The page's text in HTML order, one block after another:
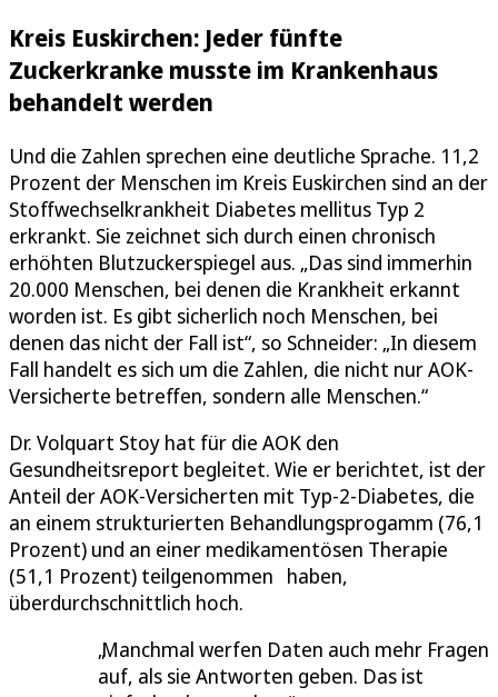
Kreis Euskirchen: Jeder fünfte
Zuckerkranke musste im Krankenhaus
behandelt werden
Und die Zahlen sprechen eine deutliche Sprache. 11,2
Prozent der Menschen im Kreis Euskirchen sind an der
Stoffwechselkrankheit Diabetes mellitus Typ 2
erkrankt. Sie zeichnet sich durch einen chronisch
erhöhten Blutzuckerspiegel aus. „Das sind immerhin
20.000 Menschen, bei denen die Krankheit erkannt
worden ist. Es gibt sicherlich noch Menschen, bei
denen das nicht der Fall ist“, so Schneider: „In diesem
Fall handelt es sich um die Zahlen, die nicht nur AOK-
Versicherte betreffen, sondern alle Menschen.“
Dr. Volquart Stoy hat für die AOK den
Gesundheitsreport begleitet. Wie er berichtet, ist der
Anteil der AOK-Versicherten mit Typ-2-Diabetes, die
an einem strukturierten Behandlungsprogamm (76,1
Prozent) und an einer medikamentösen Therapie
(51,1 Prozent) teilgenommen haben,
überdurchschnittlich hoch.
Manchmal werfen Daten auch mehr Fragen
auf, als sie Antworten geben. Das ist